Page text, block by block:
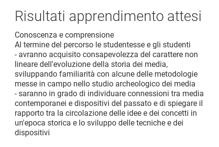
Risultati apprendimento attesi
Conoscenza e comprensione
Al termine del percorso le studentesse e gli studenti
- avranno acquisito consapevolezza del carattere non
lineare dell'evoluzione della storia dei media,
sviluppando familiarità con alcune delle metodologie
messe in campo nello studio archeologico dei media
- saranno in grado di individuare connessioni tra media
contemporanei e dispositivi del passato e di spiegare il
rapporto tra la circolazione delle idee e dei concetti in
un'epoca storica e lo sviluppo delle tecniche e dei
dispositivi